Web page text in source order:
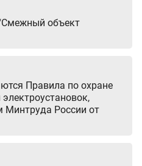
объект
Правила по охране
Минтруда России от